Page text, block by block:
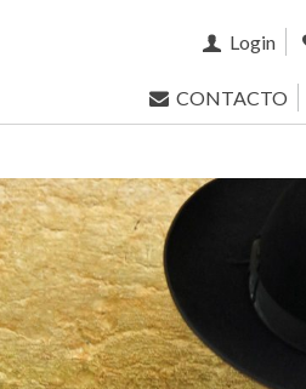
Login
CONTACTO